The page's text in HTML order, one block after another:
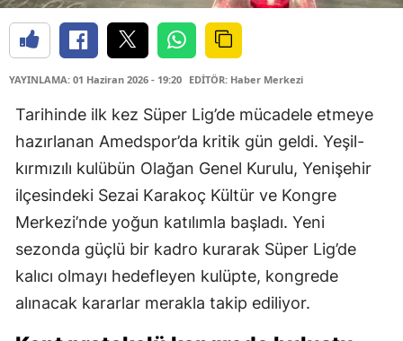
YAYINLAMA: 01 Haziran 2026 - 19:20 EDİTÖR: Haber Merkezi
Tarihinde ilk kez Süper Lig’de mücadele etmeye
hazırlanan Amedspor’da kritik gün geldi. Yeşil-
kırmızılı kulübün Olağan Genel Kurulu, Yenişehir
ilçesindeki Sezai Karakoç Kültür ve Kongre
Merkezi’nde yoğun katılımla başladı. Yeni
sezonda güçlü bir kadro kurarak Süper Lig’de
kalıcı olmayı hedefleyen kulüpte, kongrede
alınacak kararlar merakla takip ediliyor.